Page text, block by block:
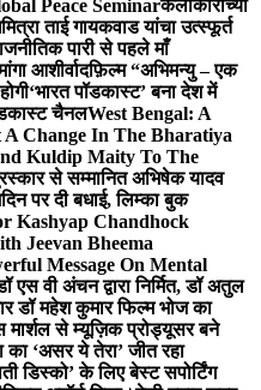
Peace Seminarकलाकारांच्या
ताई गायकवाड यांचा उत्स्फूर्त
पारी से पहले माँ
आशीर्वादफ़िल्म “अभिमन्यु – एक
‘भारत पॉडकास्ट’ बना देश में
चैनलWest Bengal: A
Change In The Bharatiya
Kuldip Maity To The
से सम्मानित अभिषेक यादव
पर दी बधाई, लिम्का बुक
Kashyap Chandhock
Jeevan Bheema
Message On Mental
एस वी अंचन द्वारा निर्मित, डॉ अतुल
डॉ महेश कुमार फिल्म भोज का
मार्शल से म्यूज़िक प्रोड्यूसर बने
‘असर ये तेरा’ जीत रहा
डिस्को’ के लिए बेस्ट सपोर्टिंग